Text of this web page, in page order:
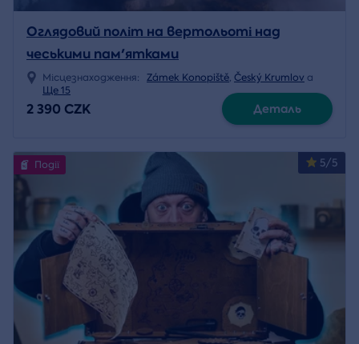
Оглядовий політ на вертольоті над
чеськими пам'ятками
Місцезнаходження: Zámek Konopiště, Český Krumlov a
Ще 15
2 390 CZK Деталь
5/5
Події